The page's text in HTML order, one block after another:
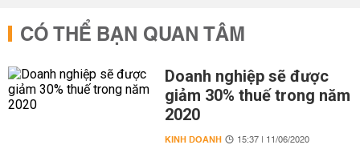
CÓ THỂ BẠN QUAN TÂM
Doanh nghiệp sẽ được
giảm 30% thuế trong năm
2020
KINH DOANH 15:37 | 11/06/2020